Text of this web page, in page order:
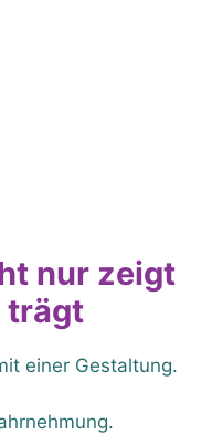
nur zeigt
trägt
einer Gestaltung.